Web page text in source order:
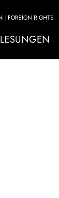
| FOREIGN RIGHTS
LESUNGEN